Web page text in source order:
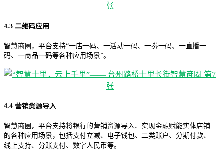
4.3 二维码应用
智慧商圈，平台支持“一店一码、一活动一码、一劵一码、一直播一
码、一商品一码等各种应用场景”。
4.4 营销资源导入
智慧商圈，平台支持将银行的营销资源导入、实现金融赋能实体店铺
的各种应用场景，包括支付立减、电子钱包、二类账户、分期付款、
线上支持、分账支付、数字人民币等。